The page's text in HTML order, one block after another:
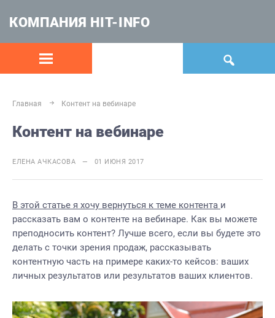
КОМПАНИЯ HIT-INFO
Главная Контент на вебинаре
Контент на вебинаре
ЕЛЕНА АЧКАСОВА — 01 ИЮНЯ 2017
В этой статье я хочу вернуться к теме контента и
рассказать вам о контенте на вебинаре. Как вы можете
преподносить контент? Лучше всего, если вы будете это
делать с точки зрения продаж, рассказывать
контентную часть на примере каких-то кейсов: ваших
личных результатов или результатов ваших клиентов.